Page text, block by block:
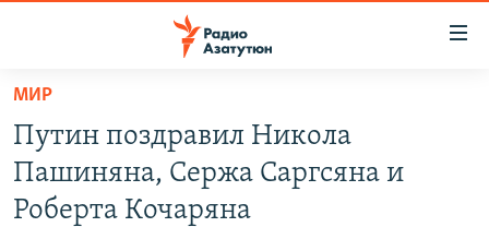
Перейти
основному
содержанию
Перейти
НОВОСТИ
ПОЛИТИКА
МИР
Путин поздравил Никола
Пашиняна, Сержа Саргсяна и
Роберта Кочаряна